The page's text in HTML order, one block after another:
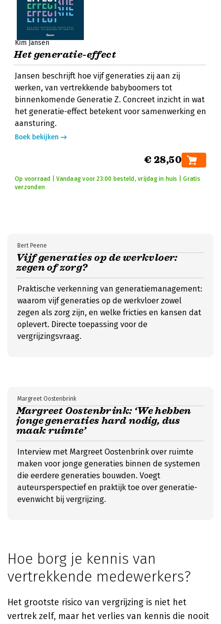
Kim Jansen
Het generatie-effect
Jansen beschrijft hoe vijf generaties zij aan zij
werken, van vertrekkende babyboomers tot
binnenkomende Generatie Z. Concreet inzicht in wat
het generatie-effect betekent voor samenwerking en
aansturing.
Boek bekijken
€ 28,50
Op voorraad | Vandaag voor 23:00 besteld, vrijdag in huis | Gratis
verzonden
Vijf generaties op de werkvloer:
zegen of zorg?
Bert Peene
Praktische verkenning van generatiemanagement:
waarom vijf generaties op de werkvloer zowel
zegen als zorg zijn, en welke fricties en kansen dat
oplevert. Directe toepassing voor de
vergrijzingsvraag.
Margreet Oostenbrink: ‘We hebben
jonge generaties hard nodig, dus
maak ruimte’
Margreet Oostenbrink
Interview met Margreet Oostenbrink over ruimte
maken voor jonge generaties binnen de systemen
die eerdere generaties bouwden. Voegt
auteursperspectief en praktijk toe over generatie-
evenwicht bij vergrijzing.
Hoe borg je kennis van
vertrekkende medewerkers?
Het grootste risico van vergrijzing is niet het
vertrek zelf, maar het verlies van kennis die nooit